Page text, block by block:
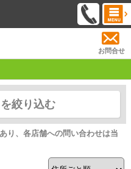
お問合せ
絞り込む
り、各店舗への問い合わせは当